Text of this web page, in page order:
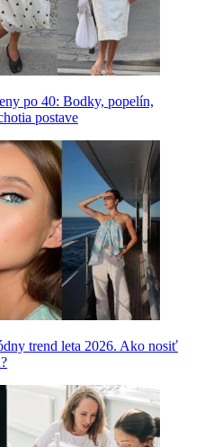
po 40: Bodky, popelín,
postave
trend leta 2026. Ako nosiť